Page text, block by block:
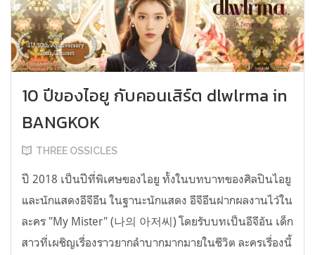
10 ปีของไอยู กับคอนเสิร์ต dlwlrma in
BANGKOK
THREE OSSICLES
ปี 2018 เป็นปีที่พิเศษของไอยู ทั้งในบทบาทของศิลปินไอยู
และนักแสดงอีจีอึน ในฐานะนักแสดง อีจีอึนฝากผลงานไว้ใน
ละคร "My Mister" (나의 아저씨) โดยรับบทเป็นอีจีอัน เด็ก
สาวที่เผชิญเรื่องราวยากลำบากมากมายในชีวิต ละครเรื่องนี้